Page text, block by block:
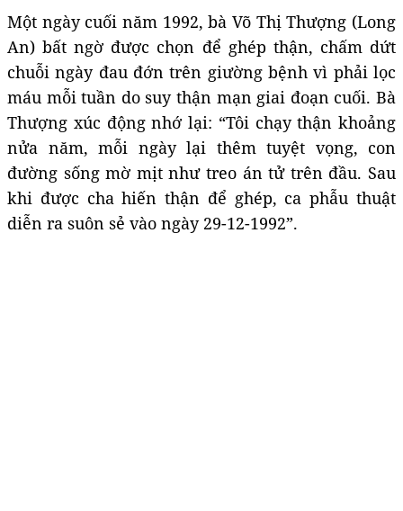
Một ngày cuối năm 1992, bà Võ Thị Thượng (Long
An) bất ngờ được chọn để ghép thận, chấm dứt
chuỗi ngày đau đớn trên giường bệnh vì phải lọc
máu mỗi tuần do suy thận mạn giai đoạn cuối. Bà
Thượng xúc động nhớ lại: “Tôi chạy thận khoảng
nửa năm, mỗi ngày lại thêm tuyệt vọng, con
đường sống mờ mịt như treo án tử trên đầu. Sau
khi được cha hiến thận để ghép, ca phẫu thuật
diễn ra suôn sẻ vào ngày 29-12-1992”.